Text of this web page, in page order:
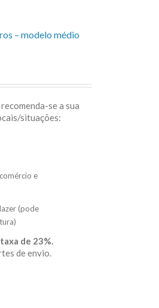
– modelo médio
se a sua
situações:
e
(pode
de 23%.
de envio.